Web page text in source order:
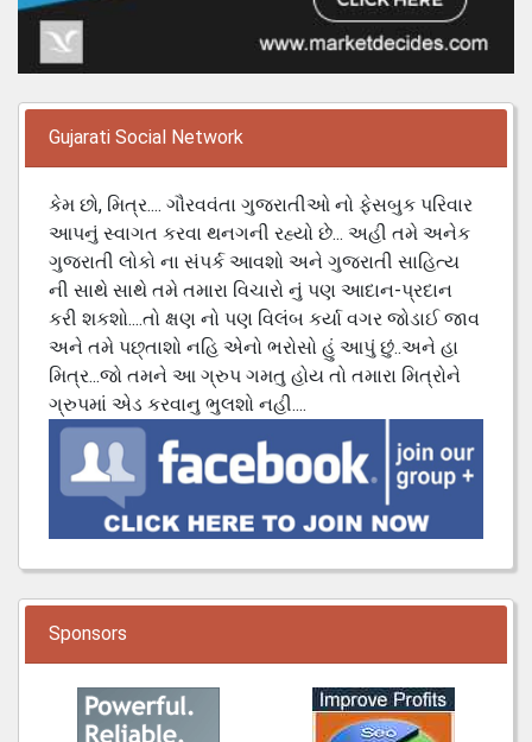
Gujarati Social Network
કેમ છો, મિત્ર.... ગૌરવવંતા ગુજરાતીઓ નો ફેસબુક પરિવાર
આપનું સ્વાગત કરવા થનગની રહ્યો છે... અહી તમે અનેક
ગુજરાતી લોકો ના સંપર્ક આવશો અને ગુજરાતી સાહિત્ય
ની સાથે સાથે તમે તમારા વિચારો નું પણ આદાન-પ્રદાન
કરી શકશો....તો ક્ષણ નો પણ વિલંબ કર્યા વગર જોડાઈ જાવ
અને તમે પછ્તાશો નહિ એનો ભરોસો હું આપું છું..અને હા
મિત્ર...જો તમને આ ગ્રુપ ગમતુ હોય તો તમારા મિત્રોને
ગ્રુપમાં એડ કરવાનુ ભુલશો નહી....
Sponsors